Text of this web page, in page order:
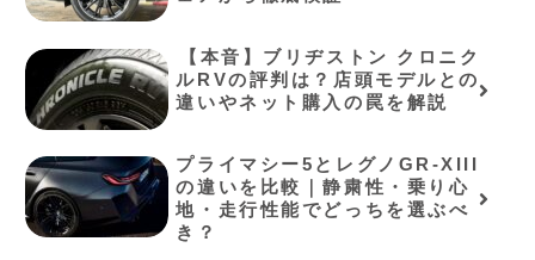
⁠【本音】ブリヂストン クロニク
ルRVの評判は？店頭モデルとの
違いやネット購入の罠を解説⁠
プライマシー5とレグノGR-XIII
の違いを比較｜静粛性・乗り心
地・走行性能でどっちを選ぶべ
き？